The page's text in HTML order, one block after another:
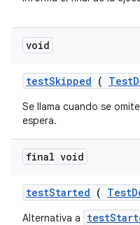
void
testSkipped ( Test
Se llama cuando se
espera.
final void
testStarted ( Test
Alternativa a